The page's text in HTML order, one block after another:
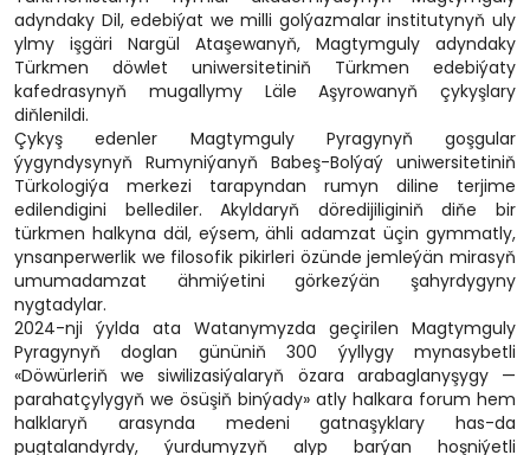
adyndaky Dil, edebiýat we milli golýazmalar institutynyň uly
ylmy işgäri Nargül Ataşewanyň, Magtymguly adyndaky
Türkmen döwlet uniwersitetiniň Türkmen edebiýaty
kafedrasynyň mugallymy Läle Aşyrowanyň çykyşlary
diňlenildi.
Çykyş edenler Magtymguly Pyragynyň goşgular
ýygyndysynyň Rumyniýanyň Babeş-Bolýaý uniwersitetiniň
Türkologiýa merkezi tarapyndan rumyn diline terjime
edilendigini bellediler. Akyldaryň döredijiliginiň diňe bir
türkmen halkyna däl, eýsem, ähli adamzat üçin gymmatly,
ynsanperwerlik we filosofik pikirleri özünde jemleýän mirasyň
umumadamzat ähmiýetini görkezýän şahyrdygyny
nygtadylar.
2024-nji ýylda ata Watanymyzda geçirilen Magtymguly
Pyragynyň doglan gününiň 300 ýyllygy mynasybetli
«Döwürleriň we siwilizasiýalaryň özara arabaglanyşygy —
parahatçylygyň we ösüşiň binýady» atly halkara forum hem
halklaryň arasynda medeni gatnaşyklary has-da
pugtalandyrdy, ýurdumyzyň alyp barýan hoşniýetli